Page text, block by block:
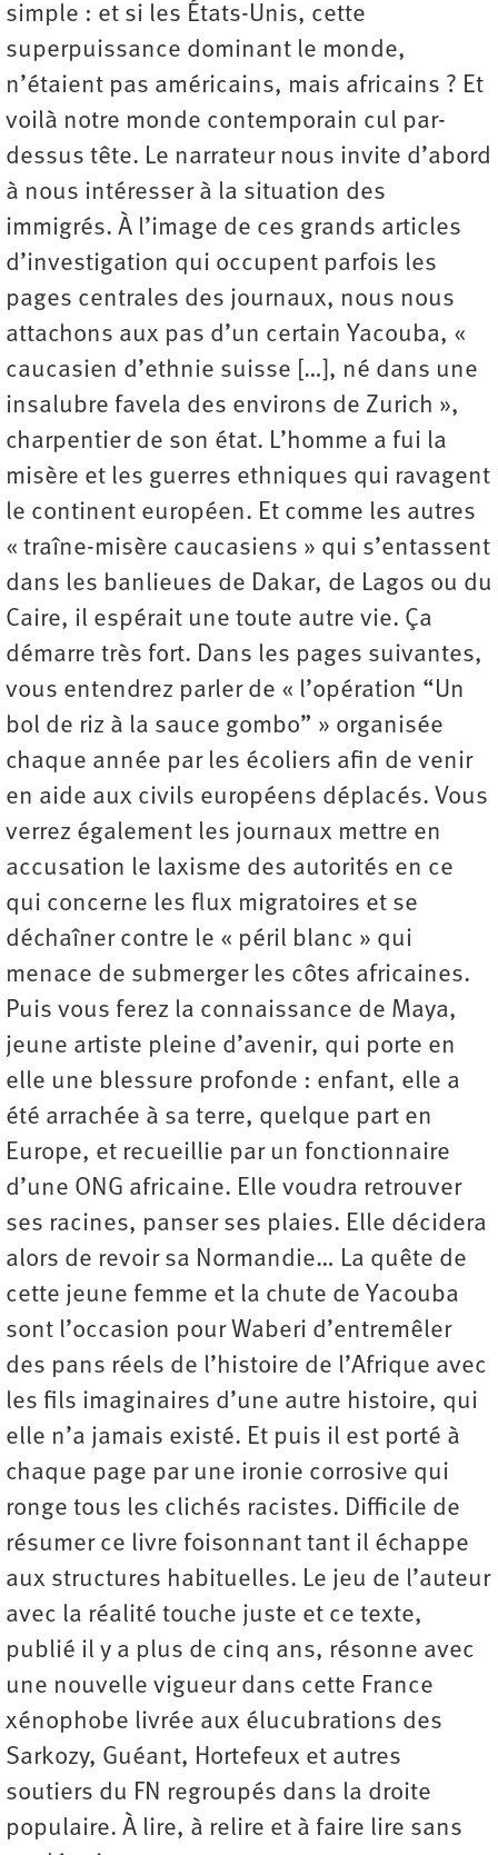
simple : et si les États-Unis, cette
superpuissance dominant le monde,
n’étaient pas américains, mais africains ? Et
voilà notre monde contemporain cul par-
dessus tête. Le narrateur nous invite d’abord
à nous intéresser à la situation des
immigrés. À l’image de ces grands articles
d’investigation qui occupent parfois les
pages centrales des journaux, nous nous
attachons aux pas d’un certain Yacouba, «
caucasien d’ethnie suisse […], né dans une
insalubre favela des environs de Zurich »,
charpentier de son état. L’homme a fui la
misère et les guerres ethniques qui ravagent
le continent européen. Et comme les autres
« traîne-misère caucasiens » qui s’entassent
dans les banlieues de Dakar, de Lagos ou du
Caire, il espérait une toute autre vie. Ça
démarre très fort. Dans les pages suivantes,
vous entendrez parler de « l’opération “Un
bol de riz à la sauce gombo” » organisée
chaque année par les écoliers afin de venir
en aide aux civils européens déplacés. Vous
verrez également les journaux mettre en
accusation le laxisme des autorités en ce
qui concerne les flux migratoires et se
déchaîner contre le « péril blanc » qui
menace de submerger les côtes africaines.
Puis vous ferez la connaissance de Maya,
jeune artiste pleine d’avenir, qui porte en
elle une blessure profonde : enfant, elle a
été arrachée à sa terre, quelque part en
Europe, et recueillie par un fonctionnaire
d’une ONG africaine. Elle voudra retrouver
ses racines, panser ses plaies. Elle décidera
alors de revoir sa Normandie… La quête de
cette jeune femme et la chute de Yacouba
sont l’occasion pour Waberi d’entremêler
des pans réels de l’histoire de l’Afrique avec
les fils imaginaires d’une autre histoire, qui
elle n’a jamais existé. Et puis il est porté à
chaque page par une ironie corrosive qui
ronge tous les clichés racistes. Difficile de
résumer ce livre foisonnant tant il échappe
aux structures habituelles. Le jeu de l’auteur
avec la réalité touche juste et ce texte,
publié il y a plus de cinq ans, résonne avec
une nouvelle vigueur dans cette France
xénophobe livrée aux élucubrations des
Sarkozy, Guéant, Hortefeux et autres
soutiers du FN regroupés dans la droite
populaire. À lire, à relire et à faire lire sans